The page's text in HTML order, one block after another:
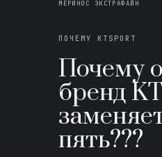
МЕРИНОС ЭКСТРАФАЙН
ПОЧЕМУ KTSPORT
Почему
бренд
пять???